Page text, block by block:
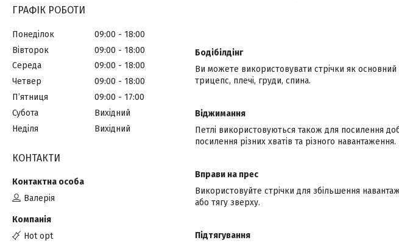
Бодібілдінг
Ви можете використовувати стрічки як основний
трицепс, плечі, груди, спина.
Віджимання
Петлі використовуються також для посилення
посилення різних хватів та різного навантаження.
Вправи на прес
Використовуйте стрічки для збільшення
або тягу зверху.
Підтягування
ГРАФІК РОБОТИ
Понеділок 09:00
18:00
Вівторок
09:00
18:00
Середа
09:00
18:00
Четвер
09:00
18:00
Пʼятниця
09:00
17:00
Субота
Вихідний
Неділя
Вихідний
КОНТАКТИ
Валерія
Hot opt